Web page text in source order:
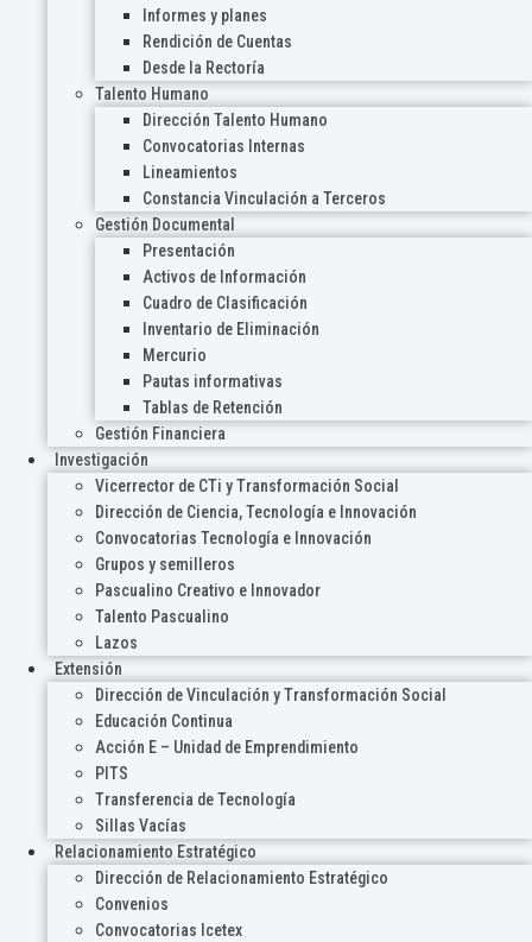
Informes y planes
Rendición de Cuentas
Desde la Rectoría
Talento Humano
Dirección Talento Humano
Convocatorias Internas
Lineamientos
Constancia Vinculación a Terceros
Gestión Documental
Presentación
Activos de Información
Cuadro de Clasificación
Inventario de Eliminación
Mercurio
Pautas informativas
Tablas de Retención
Gestión Financiera
Investigación
Vicerrector de CTi y Transformación Social
Dirección de Ciencia, Tecnología e Innovación
Convocatorias Tecnología e Innovación
Grupos y semilleros
Pascualino Creativo e Innovador
Talento Pascualino
Lazos
Extensión
Dirección de Vinculación y Transformación Social
Educación Continua
Acción E – Unidad de Emprendimiento
PITS
Transferencia de Tecnología
Sillas Vacías
Relacionamiento Estratégico
Dirección de Relacionamiento Estratégico
Convenios
Convocatorias Icetex